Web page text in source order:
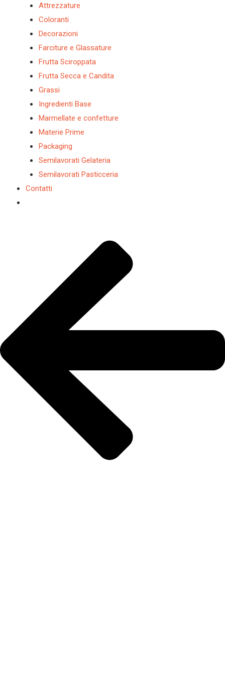
Attrezzature
Coloranti
Decorazioni
Farciture e Glassature
Frutta Sciroppata
Frutta Secca e Candita
Grassi
Ingredienti Base
Marmellate e confetture
Materie Prime
Packaging
Semilavorati Gelateria
Semilavorati Pasticceria
Contatti